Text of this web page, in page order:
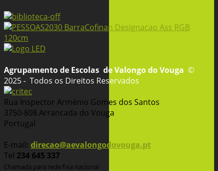
Agrupamento de Escolas de Valongo do Vouga ©
2025 - Todos os Direitos Reservados
Rua Inspector Arménio Gomes dos Santos
3750-808 Arrancada do Vouga
Portugal
E-mail: direcao@aevalongodovouga.pt
Tel 234 645 337
Chamada para rede fixa nacional